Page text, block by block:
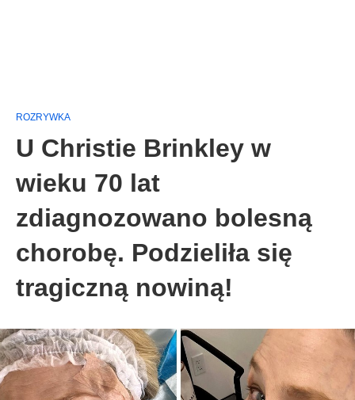
ROZRYWKA
U Christie Brinkley w
wieku 70 lat
zdiagnozowano bolesną
chorobę. Podzieliła się
tragiczną nowiną!